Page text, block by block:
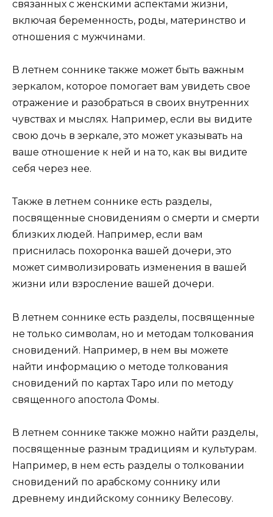
связанных с женскими аспектами жизни,
включая беременность, роды, материнство и
отношения с мужчинами.
В летнем соннике также может быть важным
зеркалом, которое помогает вам увидеть свое
отражение и разобраться в своих внутренних
чувствах и мыслях. Например, если вы видите
свою дочь в зеркале, это может указывать на
ваше отношение к ней и на то, как вы видите
себя через нее.
Также в летнем соннике есть разделы,
посвященные сновидениям о смерти и смерти
близких людей. Например, если вам
приснилась похоронка вашей дочери, это
может символизировать изменения в вашей
жизни или взросление вашей дочери.
В летнем соннике есть разделы, посвященные
не только символам, но и методам толкования
сновидений. Например, в нем вы можете
найти информацию о методе толкования
сновидений по картах Таро или по методу
священного апостола Фомы.
В летнем соннике также можно найти разделы,
посвященные разным традициям и культурам.
Например, в нем есть разделы о толковании
сновидений по арабскому соннику или
древнему индийскому соннику Велесову.